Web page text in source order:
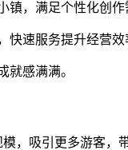
镇，满足个性化创作
快速服务提升经营效
就感满满。
，吸引更多游客，